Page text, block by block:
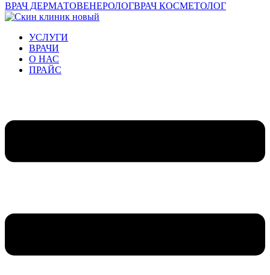
ВРАЧ ДЕРМАТОВЕНЕРОЛОГВРАЧ КОСМЕТОЛОГ
УСЛУГИ
ВРАЧИ
О НАС
ПРАЙС